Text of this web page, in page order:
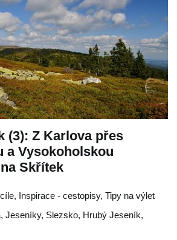
(3): Z Karlova přes
a Vysokoholskou
Skřítek
Inspirace - cestopisy, Tipy na výlet
, Jeseníky, Slezsko, Hrubý Jeseník,